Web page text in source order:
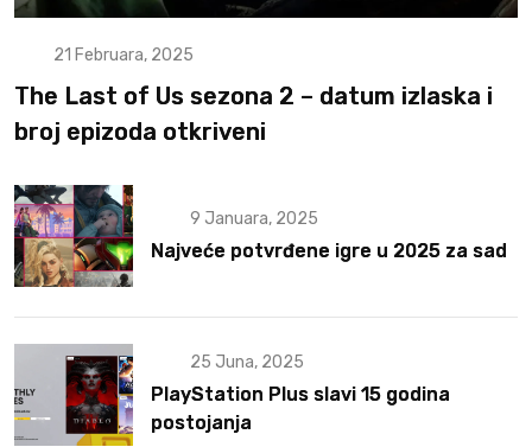
21 Februara, 2025
The Last of Us sezona 2 – datum izlaska i
broj epizoda otkriveni
9 Januara, 2025
Najveće potvrđene igre u 2025 za sad
25 Juna, 2025
PlayStation Plus slavi 15 godina
postojanja